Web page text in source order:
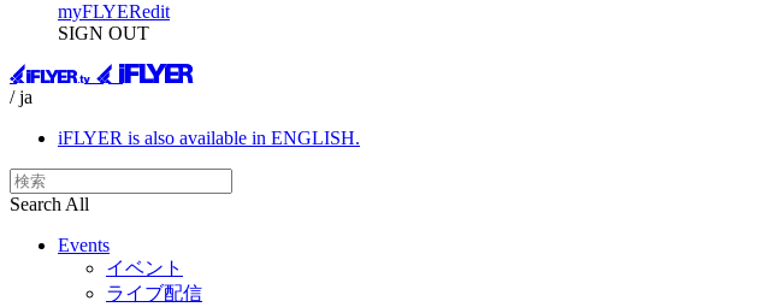
myFLYERedit
SIGN OUT
/ ja
iFLYER is also available in ENGLISH.
Search All
Events
イベント
ライブ配信